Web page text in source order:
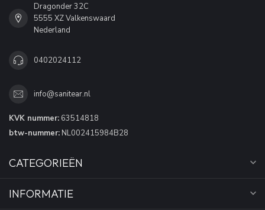
Dragonder 32C
5555 XZ Valkenswaard
Nederland
0402024112
info@sanitear.nl
KVK nummer: 63514818
btw-nummer: NL002415984B28
CATEGORIEËN
INFORMATIE